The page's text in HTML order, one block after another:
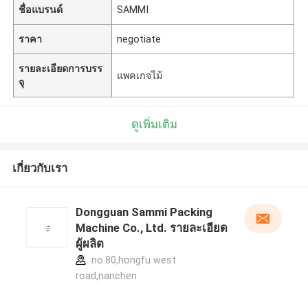
ชื่อแบรนด์ SAMMI
ราคา negotiate
รายละเอียดการบรร
จุ
แพคเกจไม้
ดูเพิ่มเติม
เกี่ยวกับเรา
Dongguan Sammi Packing
Machine Co., Ltd. รายละเอียด
ผู้ผลิต
no.80,hongfu west
road,nanchen